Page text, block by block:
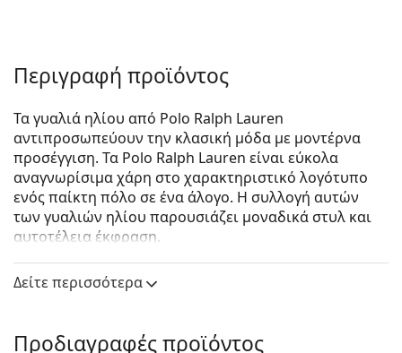
Περιγραφή προϊόντος
Τα γυαλιά ηλίου από Polo Ralph Lauren
αντιπροσωπεύουν την κλασική μόδα με μοντέρνα
προσέγγιση. Τα Polo Ralph Lauren είναι εύκολα
αναγνωρίσιμα χάρη στο χαρακτηριστικό λογότυπο
ενός παίκτη πόλο σε ένα άλογο. Η συλλογή αυτών
των γυαλιών ηλίου παρουσιάζει μοναδικά στυλ και
αυτοτέλεια έκφραση.
Polo Ralph Lauren 0PH 3112 930387 62είναι αντρικά
γυαλιά ηλίου.
με τη λειτουργία του Εικονικού καθρέφτη του
Δείτε περισσότερα
Προδιαγραφές προϊόντος